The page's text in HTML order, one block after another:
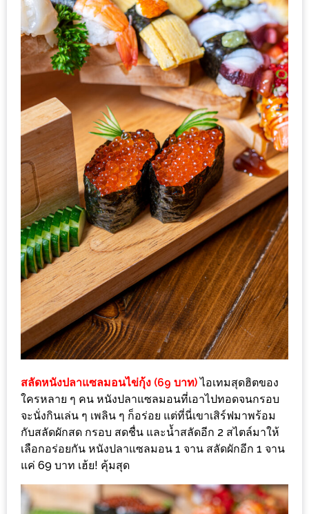
ครบ
จบ
ที่
เดียว
HOMEPRO
FAIR
2017
เชียงใหม่
จัด
เต็ม
กับ
แผนที่
ร้าน
หมู
กระทะ
ทั่ว
เชียงใหม่
งบ
ไม่
บาน
ปลาย
อิ่ม
ชิ
ลล์
เกิน
สลัดหนังปลาแซลมอนไข่กุ้ง (69 บาท) ไอเทมสุดฮิตของ
ใครหลาย ๆ คน หนังปลาแซลมอนที่เอาไปทอดจนกรอบ
จะนั่งกินเล่น ๆ เพลิน ๆ ก็อร่อย แต่ที่นี่เขาเสิร์ฟมาพร้อม
กับสลัดผักสด กรอบ สดชื่น และน้ำสลัดอีก 2 สไตล์มาให้
เลือกอร่อยกัน หนังปลาแซลมอน 1 จาน สลัดผักอีก 1 จาน
แค่ 69 บาท เฮ้ย! คุ้มสุด